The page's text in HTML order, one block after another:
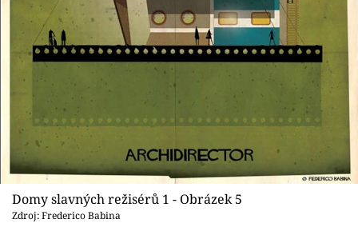
Domy slavných režisérů 1 - Obrázek 5
Zdroj: Frederico Babina